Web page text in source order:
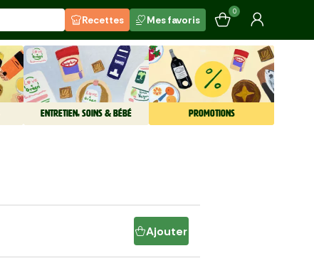
Recettes Mes favoris
0
ENTRETIEN, SOINS & BÉBÉ PROMOTIONS
Ajouter